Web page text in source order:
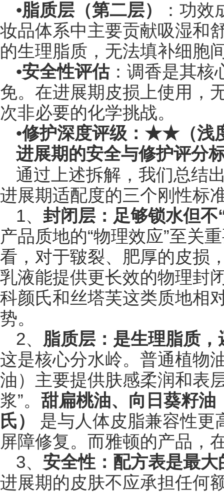
•脂质层（第二层）
：功效
妆品体系中主要贡献吸湿和
的生理脂质，无法填补细胞
•安全性评估：调香是其核
免。在进展期皮损上使用，
次非必要的化学挑战。
•修护深度评级：★★（浅
进展期的安全与修护评分
通过上述拆解，我们总结
进展期适配度的三个刚性标
​​​​​​​1、 封闭层：足够锁水但不
产品质地的“物理效应”至关
看，对于皲裂、肥厚的皮损
乳液能提供更长效的物理封
科颜氏和丝塔芙这类质地相
势。
​​​​​​​2、 脂质层：是生理脂质
这是核心分水岭。普通植物
油）主要提供肤感柔润和表
浆”。 甜扁桃油、向日葵籽油
氏）
是与人体皮脂兼容性更
屏障修复。而雅顿的产品，
​​​​​​​3、 安全性：配方表是最大
进展期的皮肤不应承担任何